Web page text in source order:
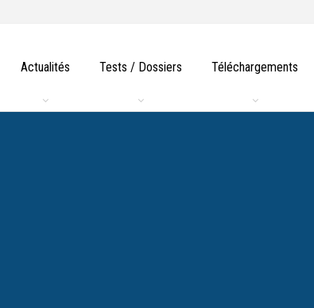
Actualités Tests / Dossiers Téléchargements